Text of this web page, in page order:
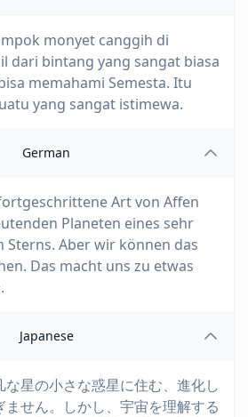
monyet canggih di
dari bintang yang sangat biasa
memahami Semesta. Itu
yang sangat istimewa.
German
Art von Affen
Planeten eines sehr
Aber wir können das
Das macht uns zu etwas
Japanese
星の小さな惑星に住む、進化し
せん。しかし、宇宙を理解する